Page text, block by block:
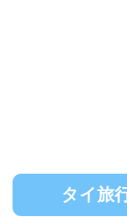
タイ旅